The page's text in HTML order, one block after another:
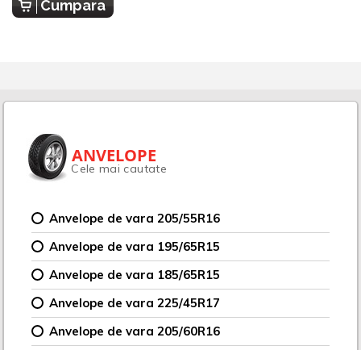
Cumpara
ANVELOPE
Cele mai cautate
Anvelope de vara 205/55R16
Anvelope de vara 195/65R15
Anvelope de vara 185/65R15
Anvelope de vara 225/45R17
Anvelope de vara 205/60R16